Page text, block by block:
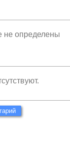
не определены